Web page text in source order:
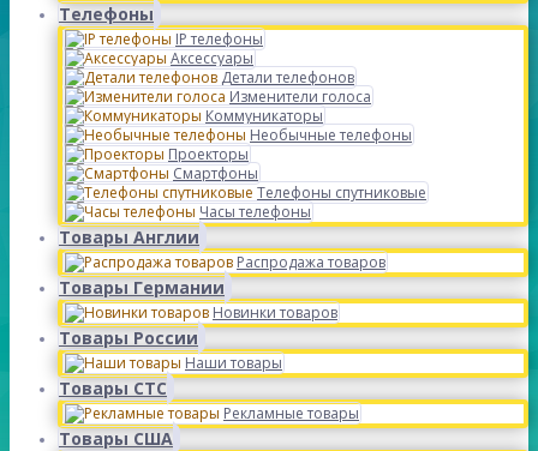
Телефоны
IP телефоны
Аксессуары
Детали телефонов
Изменители голоса
Коммуникаторы
Необычные телефоны
Проекторы
Смартфоны
Телефоны спутниковые
Часы телефоны
Товары Англии
Распродажа товаров
Товары Германии
Новинки товаров
Товары России
Наши товары
Товары СТС
Рекламные товары
Товары США